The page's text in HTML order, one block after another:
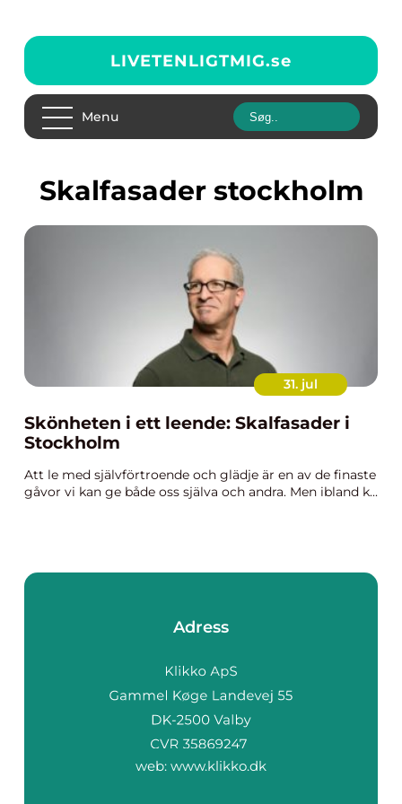
LIVETENLIGTMIG.se
Menu
skalfasader stockholm
31. jul
Skönheten i ett leende: Skalfasader i
Stockholm
Att le med självförtroende och glädje är en av de finaste
gåvor vi kan ge både oss själva och andra. Men ibland k...
Adress
web: www.klikko.dk